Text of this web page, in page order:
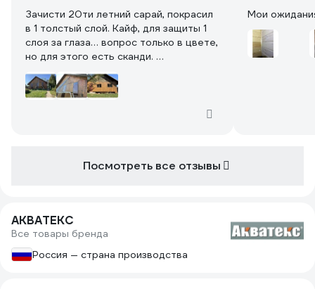
Зачисти 20ти летний сарай, покрасил
в 1 толстый слой. Кайф, для защиты 1
слоя за глаза… вопрос только в цвете,
но для этого есть сканди.
На последнем фото не зачищал, на 40
квадратов ушло 9 литров, цвет не
изменился (снизу сканди вторым
Мои
Посмотреть все отзывы
АКВАТЕКС
Все товары бренда
Россия — страна производства